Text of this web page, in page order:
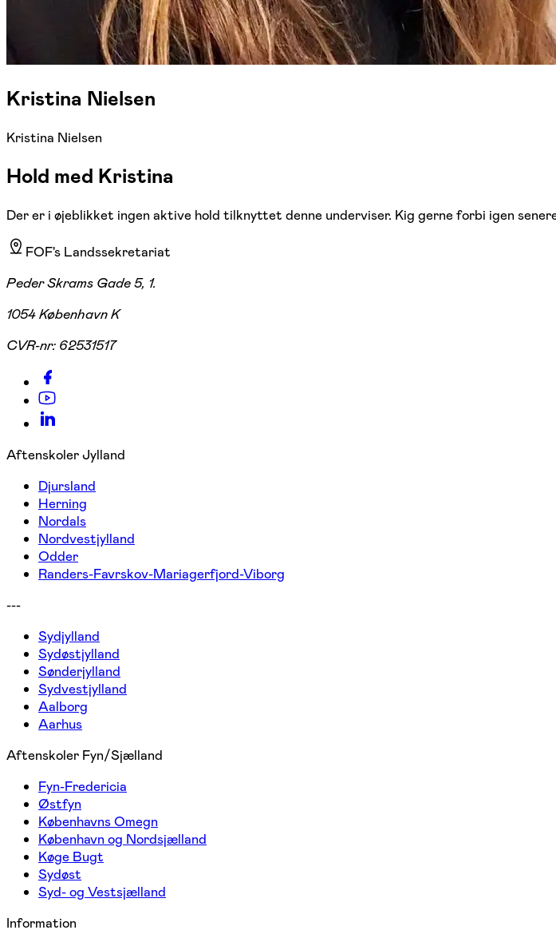
Kristina Nielsen
Kristina Nielsen
Hold med Kristina
Der er i øjeblikket ingen aktive hold tilknyttet denne underviser. Kig gerne forbi igen
FOF's Landssekretariat
Peder Skrams Gade 5, 1.
1054 København K
CVR-nr: 62531517
Aftenskoler Jylland
Djursland
Herning
Nordals
Nordvestjylland
Odder
Randers-Favrskov-Mariagerfjord-Viborg
---
Sydjylland
Sydøstjylland
Sønderjylland
Sydvestjylland
Aalborg
Aarhus
Aftenskoler Fyn/Sjælland
Fyn-Fredericia
Østfyn
Københavns Omegn
København og Nordsjælland
Køge Bugt
Sydøst
Syd- og Vestsjælland
Information